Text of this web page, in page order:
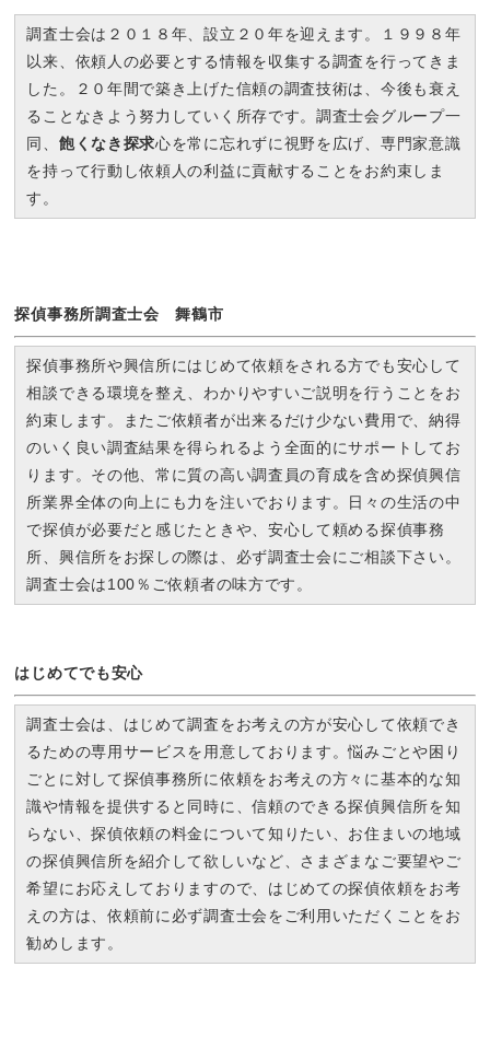
調査士会は２０１８年、設立２０年を迎えます。１９９８年
以来、依頼人の必要とする情報を収集する調査を行ってきま
した。２０年間で築き上げた信頼の調査技術は、今後も衰え
ることなきよう努力していく所存です。調査士会グループ一
同、 飽くなき探求心を常に忘れずに視野を広げ、専門家意識
を持って行動し依頼人の利益に貢献することをお約束しま
す。
探偵事務所調査士会 舞鶴市
探偵事務所や興信所にはじめて依頼をされる方でも安心して
相談できる環境を整え、わかりやすいご説明を行うことをお
約束します。またご依頼者が出来るだけ少ない費用で、納得
のいく良い調査結果を得られるよう全面的にサポートしてお
ります。その他、常に質の高い調査員の育成を含め探偵興信
所業界全体の向上にも力を注いでおります。日々の生活の中
で探偵が必要だと感じたときや、安心して頼める探偵事務
所、興信所をお探しの際は、必ず調査士会にご相談下さい。
調査士会は100％ご依頼者の味方です。
はじめてでも安心
調査士会は、はじめて調査をお考えの方が安心して依頼でき
るための専用サービスを用意しております。悩みごとや困り
ごとに対して探偵事務所に依頼をお考えの方々に基本的な知
識や情報を提供すると同時に、信頼のできる探偵興信所を知
らない、探偵依頼の料金について知りたい、お住まいの地域
の探偵興信所を紹介して欲しいなど、さまざまなご要望やご
希望にお応えしておりますので、はじめての探偵依頼をお考
えの方は、依頼前に必ず調査士会をご利用いただくことをお
勧めします。